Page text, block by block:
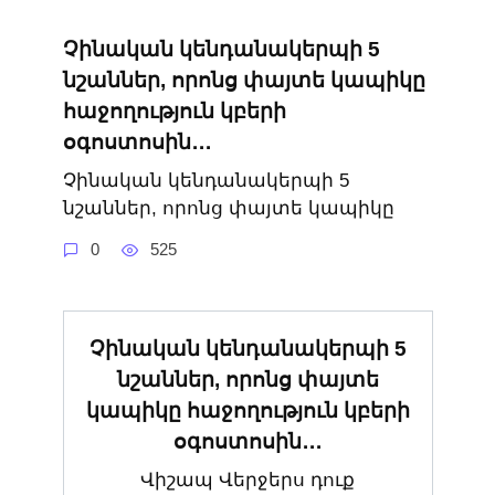
Չինական կենդանակերպի 5
նշաններ, որոնց փայտե կապիկը
հաջողություն կբերի
օգոստոսին․․․
Չինական կենդանակերպի 5
նշաններ, որոնց փայտե կապիկը
0 525
Չինական կենդանակերպի 5
նշաններ, որոնց փայտե
կապիկը հաջողություն կբերի
օգոստոսին․․․
Վիշապ Վերջերս դուք